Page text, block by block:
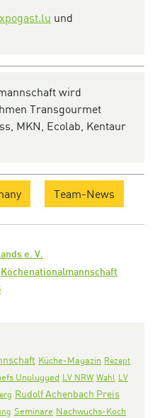
und
wird
Transgourmet
MKN, Ecolab, Kentaur
Team-News
e. V.
Köchenationalmannschaft
Küche-Magazin Rezept
Unplugged LV NRW Wahl LV
Rudolf Achenbach Preis
Seminare Nachwuchs-Koch